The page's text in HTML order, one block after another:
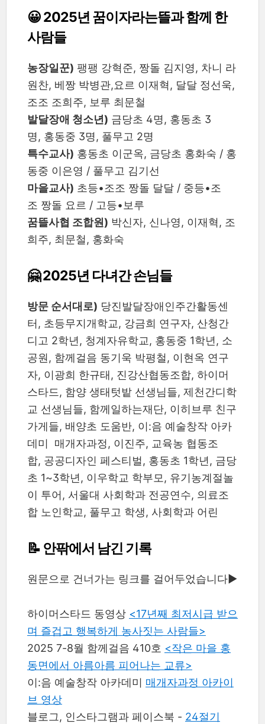
😀 2025년 꿈이자라는뜰과 함께 한
사람들
농장일꾼) 팽팽 강혁준, 짱돌 김지영, 차니 라
원찬, 베짱 박병관,요르 이재혁, 달달 정선욱,
조조 조희주, 보루 최문철
발달장애 청소년) 금당초 4명, 홍동초 3
명, 홍동중 3명, 풀무고 2명
특수교사) 홍동초 이군옥, 금당초 홍화숙 / 홍
동중 이은영 / 풀무고 김기선
마을교사) 초등•조조 짱돌 달달 / 중등•조
조 짱돌 요르 / 고등•보루
꿈뜰사협 조합원) 박신자, 신나영, 이재혁, 조
희주, 최문철, 홍화숙
🤗 2025년 다녀간 손님들
방문 순서대로) 당진발달장애인주간활동센
터, 초등무지개학교, 강금희 연구자, 산청간
디고 2학년, 청계자유학교, 홍동중 1학년, 소
공원, 함께걸음 동기욱 박평철, 이현옥 연구
자, 이광희 한규태, 진강산협동조합, 하이머
스타드, 함양 생태텃밭 선생님들, 제천간디학
교 선생님들, 함께일하는재단, 이히브루 친구
가게들, 배양초 도움반, 이:음 예술창작 아카
데미 매개자과정, 이진주, 교육농 협동조
합, 공공디자인 페스티벌, 홍동초 1학년, 금당
초 1~3학년, 이우학교 학부모, 유기농계절놀
이 투어, 서울대 사회학과 전공연수, 의료조
합 노인학교, 풀무고 학생, 사회학과 어린
📝 안팎에서 남긴 기록
원문으로 건너가는 링크를 걸어두었습니다▶︎
하이머스타드 동영상 <17년째 최저시급 받으
며 즐겁고 행복하게 농사짓는 사람들>
2025 7-8월 함께걸음 410호 <작은 마을 홍
동면에서 아름아름 피어나는 교류>
이:음 예술창작 아카데미 매개자과정 아카이
브 영상
블로그, 인스타그램과 페이스북 - 24절기